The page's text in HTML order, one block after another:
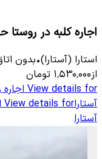
اجاره کلبه در روستا
استارا (آستارا)•بدون
از۱٬۵۳۰٬۰۰۰ تومان
View details for
آستاراView details for
آستارا